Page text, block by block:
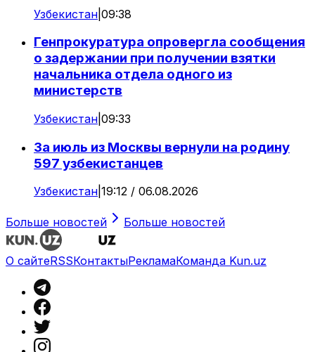
Узбекистан 09:38
Генпрокуратура опровергла сообщения
о задержании при получении взятки
начальника отдела одного из
министерств
Узбекистан 09:33
За июль из Москвы вернули на родину
597 узбекистанцев
Узбекистан 19:12 / 06.08.2026
Больше новостей Больше новостей
О сайтеRSSКонтактыРекламаКоманда Kun.uz